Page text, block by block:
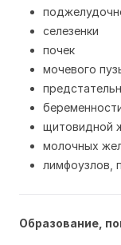
селезенки
почек
мочевого
щитовидной
молочных
лимфоузлов,
Образование,